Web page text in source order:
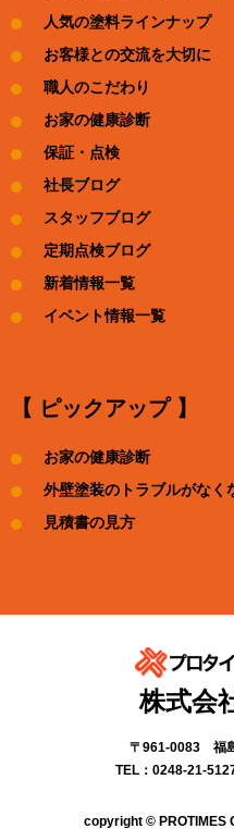
人気の塗料ラインナップ
お客様との交流を大切に
職人のこだわり
お家の健康診断
保証・点検
社長ブログ
スタッフブログ
定期点検ブログ
新着情報一覧
イベント情報一覧
【 ピックアップ 】
お家の健康診断
外壁塗装のトラブルがなく
見積書の見方
株式会
〒961-0083 福
TEL：0248-21-
copyright © PROTIMES